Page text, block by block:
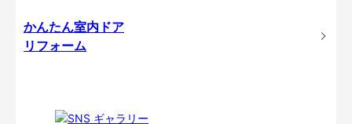
かんたん室内ドア
リフォーム